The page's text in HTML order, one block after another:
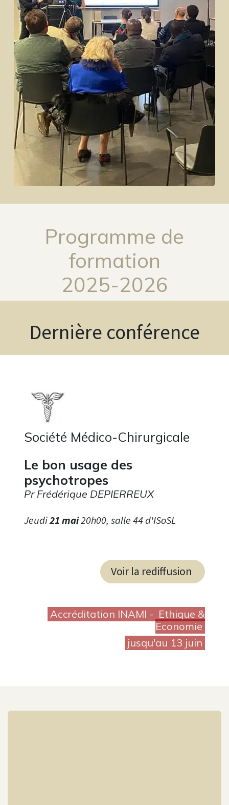
Programme de
formation
2025-2026
Dernière conférence
Société Médico-Chirurgicale
Le bon usage des
psychotropes
Pr Frédérique DEPIERREUX
Jeudi21 mai20h00, salle 44 d'ISoSL
Voir la rediffusion
Accréditation INAMI - Ethique &
Economie
jusqu'au 13 juin